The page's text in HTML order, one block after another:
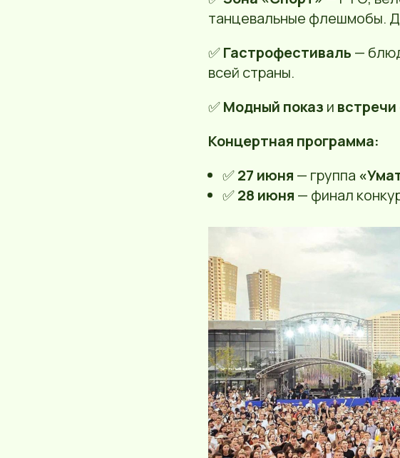
танцевальные флешмобы.
✅Гастрофестиваль —
всей страны.
✅Модный показ и
Концертная программа:
✅27 июня — группа
✅28 июня — финал